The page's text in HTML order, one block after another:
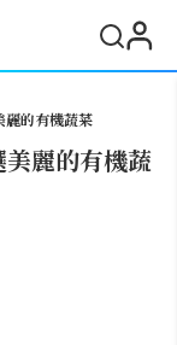
麗的有機蔬菜
麗的有機蔬